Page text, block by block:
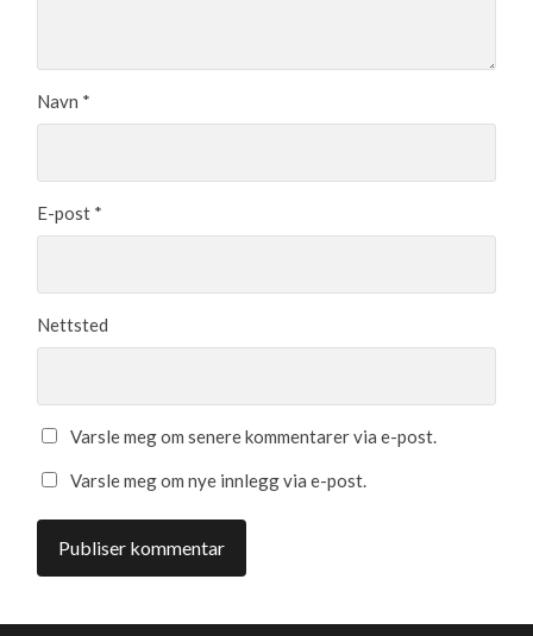
Navn *
E-post *
Nettsted
Varsle meg om senere kommentarer via e-post.
Varsle meg om nye innlegg via e-post.